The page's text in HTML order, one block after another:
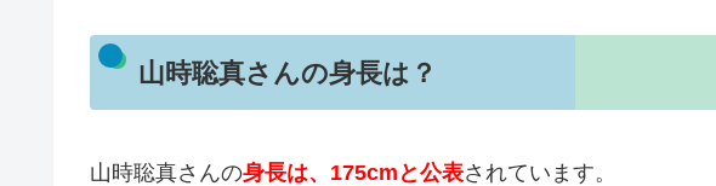
山時聡真さんの身長は？
山時聡真さんの身長は、175cmと公表されています。